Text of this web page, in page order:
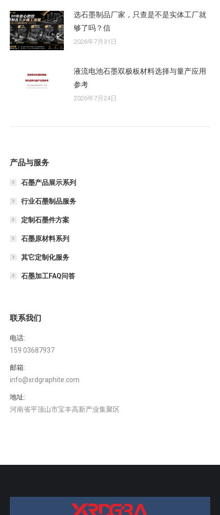
选石墨制品厂家，只查是不是实体工厂就
够了吗？信
2026年7月31日
液流电池石墨双极板材料选择与量产应用
参考
2026年7月24日
产品与服务
石墨产品展示系列
行业石墨制品服务
定制石墨件方案
石墨原材料系列
其它定制化服务
石墨加工FAQ问答
联系我们
电话:
159 03687937
邮箱:
info@xrdgraphite.com
地址:
河南省平顶山市宝丰高新产业集聚区